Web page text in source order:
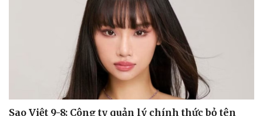
Sao Việt 9-8: Công ty quản lý chính thức bỏ tên